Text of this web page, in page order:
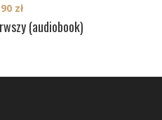
(audiobook)
zł